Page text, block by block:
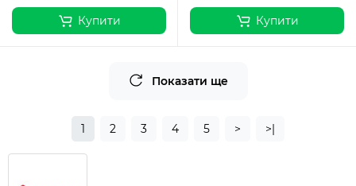
Купити Купити
Показати ще
1 2 3 4 5 > >|